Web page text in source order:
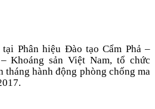
Phân hiệu Đào tạo Cẩm Phả –
Khoáng sản Việt Nam, tổ chức
hành động phòng chống ma